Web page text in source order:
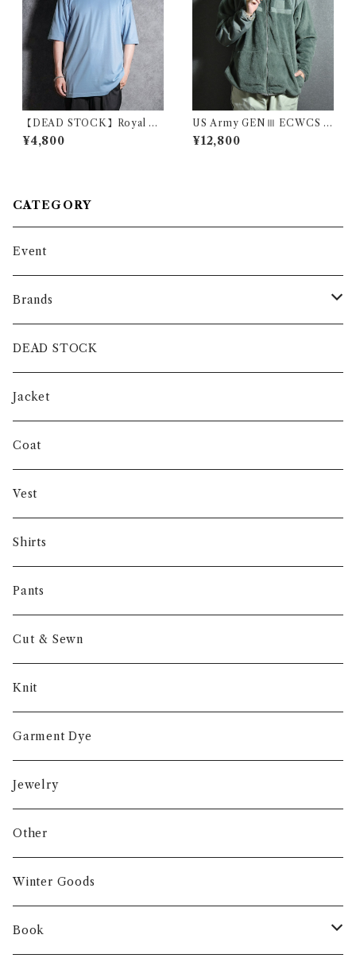
【DEAD STOCK】Royal Ai
r Force Cotton T-shirts イ
ギリス軍 コットン Tシャツ
¥4,800
US Army GENⅢ ECWCS P
OLARTEC Fleece Jacket ア
メリカ軍 エクワックス ポーラ
¥12,800
CATEGORY
Event
Brands
intch.
SHUREN
INVERTERE
Gambert
NORIEI
Other
DEAD STOCK
Jacket
Coat
Vest
Shirts
Pants
Cut & Sewn
Knit
Garment Dye
Jewelry
Other
Winter Goods
Book